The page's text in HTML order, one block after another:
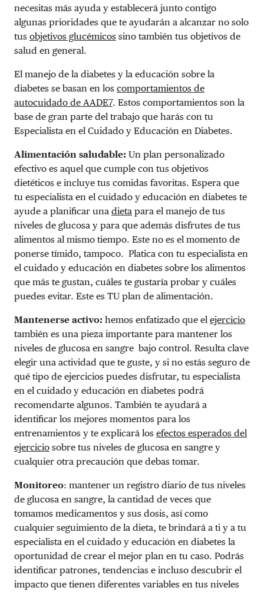
necesitas más ayuda y establecerá junto contigo
algunas prioridades que te ayudarán a alcanzar no solo
tus objetivos glucémicos sino también tus objetivos de
salud en general.
El manejo de la diabetes y la educación sobre la
diabetes se basan en los comportamientos de
autocuidado de AADE7. Estos comportamientos son la
base de gran parte del trabajo que harás con tu
Especialista en el Cuidado y Educación en Diabetes.
Alimentación saludable: Un plan personalizado
efectivo es aquel que cumple con tus objetivos
dietéticos e incluye tus comidas favoritas. Espera que
tu especialista en el cuidado y educación en diabetes te
ayude a planificar una dieta para el manejo de tus
niveles de glucosa y para que además disfrutes de tus
alimentos al mismo tiempo. Este no es el momento de
ponerse tímido, tampoco. Platica con tu especialista en
el cuidado y educación en diabetes sobre los alimentos
que más te gustan, cuáles te gustaría probar y cuáles
puedes evitar. Este es TU plan de alimentación.
Mantenerse activo: hemos enfatizado que el ejercicio
también es una pieza importante para mantener los
niveles de glucosa en sangre bajo control. Resulta clave
elegir una actividad que te guste, y si no estás seguro de
qué tipo de ejercicios puedes disfrutar, tu especialista
en el cuidado y educación en diabetes podrá
recomendarte algunos. También te ayudará a
identificar los mejores momentos para los
entrenamientos y te explicará los efectos esperados del
ejercicio sobre tus niveles de glucosa en sangre y
cualquier otra precaución que debas tomar.
Monitoreo: mantener un registro diario de tus niveles
de glucosa en sangre, la cantidad de veces que
tomamos medicamentos y sus dosis, así como
cualquier seguimiento de la dieta, te brindará a ti y a tu
especialista en el cuidado y educación en diabetes la
oportunidad de crear el mejor plan en tu caso. Podrás
identificar patrones, tendencias e incluso descubrir el
impacto que tienen diferentes variables en tus niveles